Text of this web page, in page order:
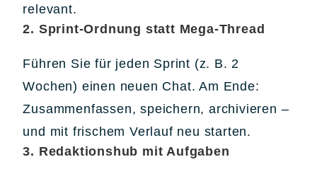
relevant.
2. Sprint-Ordnung statt Mega-Thread
Führen Sie für jeden Sprint (z. B. 2
Wochen) einen neuen Chat. Am Ende:
Zusammenfassen, speichern, archivieren –
und mit frischem Verlauf neu starten.
3. Redaktionshub mit Aufgaben